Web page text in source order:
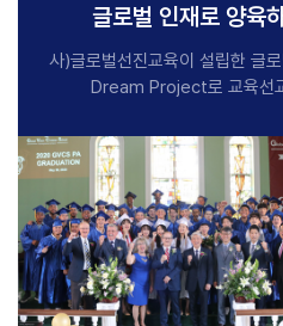
글로벌 인재로 양육
사)글로벌선진교육이 설립한 글
Dream Project로 교육선